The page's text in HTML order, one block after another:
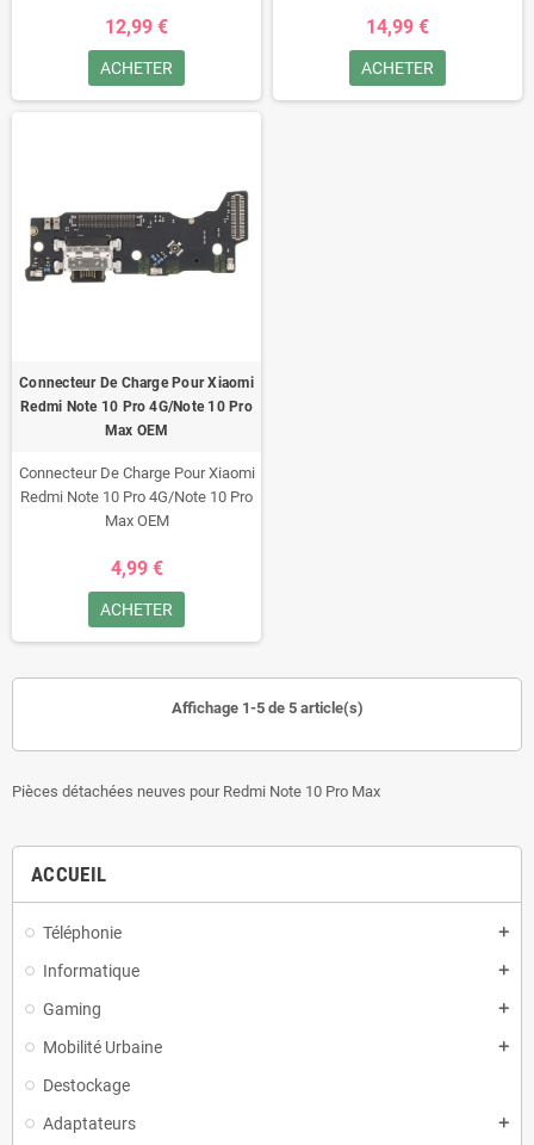
ACCUEIL
Téléphonie add
Informatique add
Gaming add
Mobilité Urbaine add
Destockage
Adaptateurs
add
12,99 €
ACHETER
14,99 €
ACHETER
Connecteur De Charge Pour Xiaomi
Redmi Note 10 Pro 4G/Note 10 Pro
Max OEM
Connecteur De Charge Pour Xiaomi
Redmi Note 10 Pro 4G/Note 10 Pro
Max OEM
4,99 €
ACHETER
Affichage 1-5 de 5 article(s)
Pièces détachées neuves pour Redmi Note 10 Pro Max